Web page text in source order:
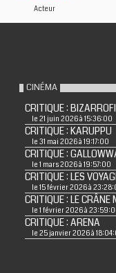
Acteur
CINÉMA
CRITIQUE :
le 21 juin 2026 à 15:36:00
CRITIQUE : KARUPPU
le 31 mai 2026 à 19:17:00
CRITIQUE :
le 1 mars 2026 à 19:57:00
CRITIQUE : LES
le 15 février 2026 à
CRITIQUE : LE CRÂNE
le 1 février 2026 à
CRITIQUE : ARENA
le 25 janvier 2026 à